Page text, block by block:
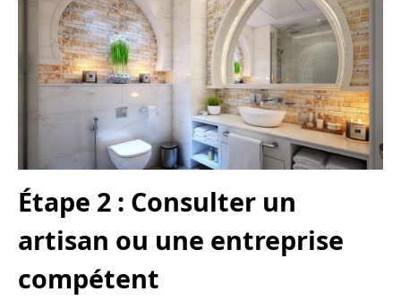
Étape 2 : Consulter un
artisan ou une entreprise
compétent